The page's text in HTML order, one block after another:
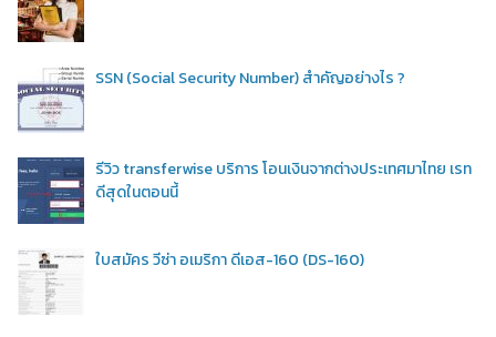
SSN (Social Security Number) สำคัญอย่างไร ?
รีวิว transferwise บริการ โอนเงินจากต่างประเทศมาไทย เรท
ดีสุดในตอนนี้
ใบสมัคร วีซ่า อเมริกา ดีเอส-160 (DS-160)